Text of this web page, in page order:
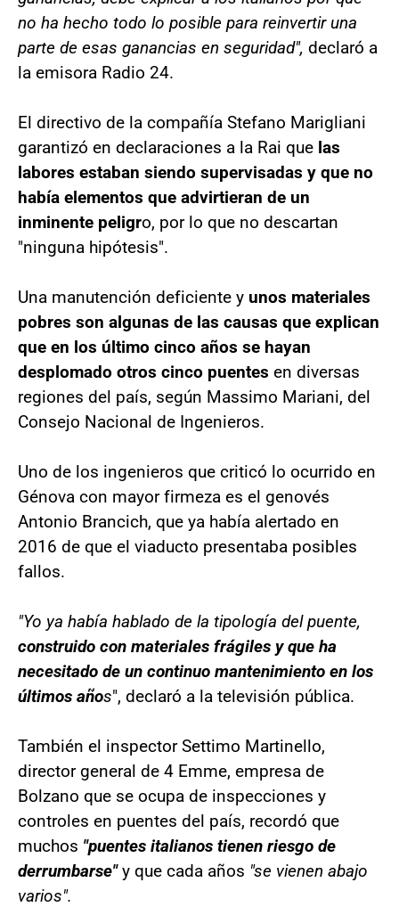
no ha hecho todo lo posible para reinvertir una
parte de esas ganancias en seguridad", declaró a
la emisora Radio 24.
El directivo de la compañía Stefano Marigliani
garantizó en declaraciones a la Rai que las
labores estaban siendo supervisadas y que no
había elementos que advirtieran de un
inminente peligro, por lo que no descartan
"ninguna hipótesis".
Una manutención deficiente y unos materiales
pobres son algunas de las causas que explican
que en los último cinco años se hayan
desplomado otros cinco puentes en diversas
regiones del país, según Massimo Mariani, del
Consejo Nacional de Ingenieros.
Uno de los ingenieros que criticó lo ocurrido en
Génova con mayor firmeza es el genovés
Antonio Brancich, que ya había alertado en
2016 de que el viaducto presentaba posibles
fallos.
"Yo ya había hablado de la tipología del puente,
construido con materiales frágiles y que ha
necesitado de un continuo mantenimiento en los
últimos años", declaró a la televisión pública.
También el inspector Settimo Martinello,
director general de 4 Emme, empresa de
Bolzano que se ocupa de inspecciones y
controles en puentes del país, recordó que
muchos "puentes italianos tienen riesgo de
derrumbarse"y que cada años "se vienen abajo
varios".